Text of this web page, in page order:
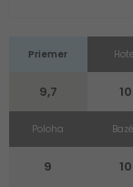
Priemer
9,7 10
Poloha
9 10